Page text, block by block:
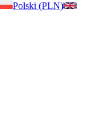
Polski (PLN)